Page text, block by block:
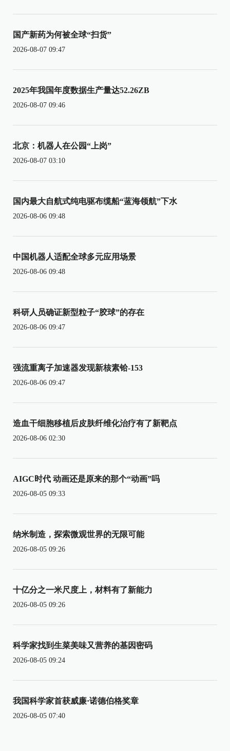
国产新药为何被全球“扫货”
2026-08-07 09:47
2025年我国年度数据生产量达52.26ZB
2026-08-07 09:46
北京：机器人在公园“上岗”
2026-08-07 03:10
国内最大自航式纯电驱布缆船“蓝海领航”下水
2026-08-06 09:48
中国机器人适配全球多元应用场景
2026-08-06 09:48
科研人员确证新型粒子“胶球”的存在
2026-08-06 09:47
强流重离子加速器发现新核素铪-153
2026-08-06 09:47
造血干细胞移植后皮肤纤维化治疗有了新靶点
2026-08-06 02:30
AIGC时代 动画还是原来的那个“动画”吗
2026-08-05 09:33
纳米制造，探索微观世界的无限可能
2026-08-05 09:26
十亿分之一米尺度上，材料有了新能力
2026-08-05 09:26
科学家找到生菜美味又营养的基因密码
2026-08-05 09:24
我国科学家首获威廉·诺德伯格奖章
2026-08-05 07:40